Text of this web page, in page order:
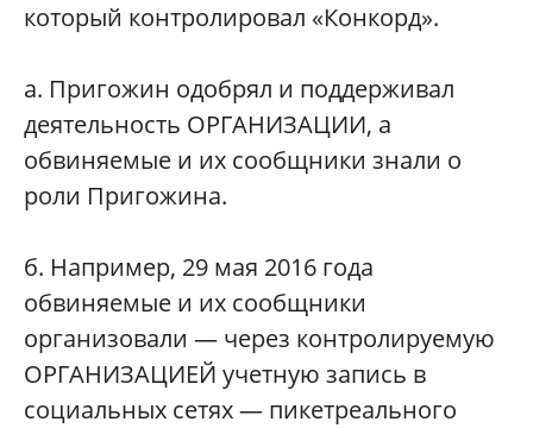
который контролировал «Конкорд».
а. Пригожин одобрял и поддерживал
деятельность ОРГАНИЗАЦИИ, а
обвиняемые и их сообщники знали о
роли Пригожина.
б. Например, 29 мая 2016 года
обвиняемые и их сообщники
организовали — через контролируемую
ОРГАНИЗАЦИЕЙ учетную запись в
социальных сетях — пикетреального